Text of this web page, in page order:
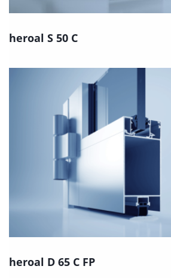
heroal S 50 C
heroal D 65 C FP